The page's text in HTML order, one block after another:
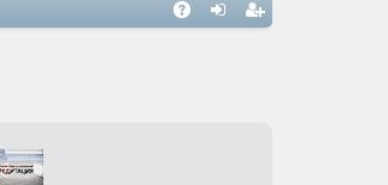
С